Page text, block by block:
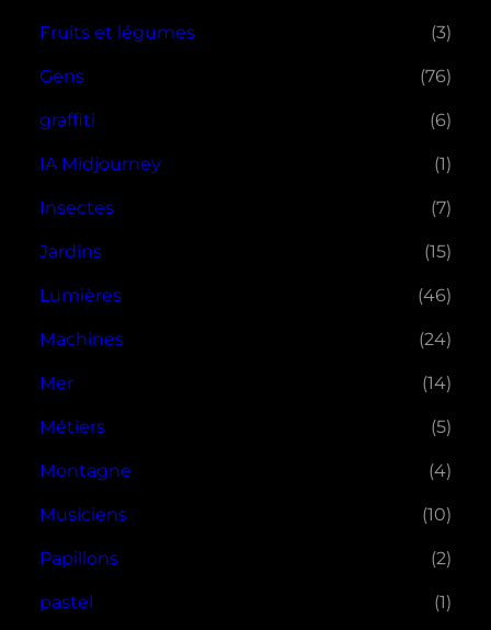
Fruits et légumes (3)
Gens (76)
graffiti (6)
IA Midjourney (1)
Insectes (7)
Jardins (15)
Lumières (46)
Machines (24)
Mer (14)
Métiers (5)
Montagne (4)
Musiciens (10)
Papillons (2)
pastel (1)